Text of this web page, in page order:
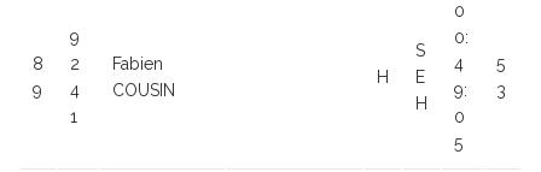
8
9
9
2
4
1
Fabien
COUSIN
H
S
E
H
0
0:
4
9:
0
5
5
3